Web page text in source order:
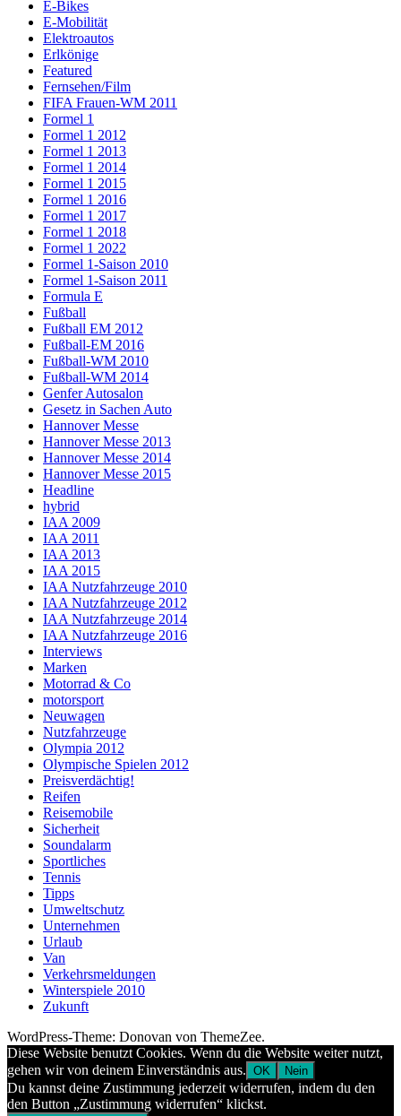
E-Bikes
E-Mobilität
Elektroautos
Erlkönige
Featured
Fernsehen/Film
FIFA Frauen-WM 2011
Formel 1
Formel 1 2012
Formel 1 2013
Formel 1 2014
Formel 1 2015
Formel 1 2016
Formel 1 2017
Formel 1 2018
Formel 1 2022
Formel 1-Saison 2010
Formel 1-Saison 2011
Formula E
Fußball
Fußball EM 2012
Fußball-EM 2016
Fußball-WM 2010
Fußball-WM 2014
Genfer Autosalon
Gesetz in Sachen Auto
Hannover Messe
Hannover Messe 2013
Hannover Messe 2014
Hannover Messe 2015
Headline
hybrid
IAA 2009
IAA 2011
IAA 2013
IAA 2015
IAA Nutzfahrzeuge 2010
IAA Nutzfahrzeuge 2012
IAA Nutzfahrzeuge 2014
IAA Nutzfahrzeuge 2016
Interviews
Marken
Motorrad & Co
motorsport
Neuwagen
Nutzfahrzeuge
Olympia 2012
Olympische Spielen 2012
Preisverdächtig!
Reifen
Reisemobile
Sicherheit
Soundalarm
Sportliches
Tennis
Tipps
Umweltschutz
Unternehmen
Urlaub
Van
Verkehrsmeldungen
Winterspiele 2010
Zukunft
WordPress-Theme: Donovan von ThemeZee.
Diese Website benutzt Cookies. Wenn du die Website weiter nutzt,
gehen wir von deinem Einverständnis aus. OK Nein
Du kannst deine Zustimmung jederzeit widerrufen, indem du den
den Button „Zustimmung widerrufen“ klickst.